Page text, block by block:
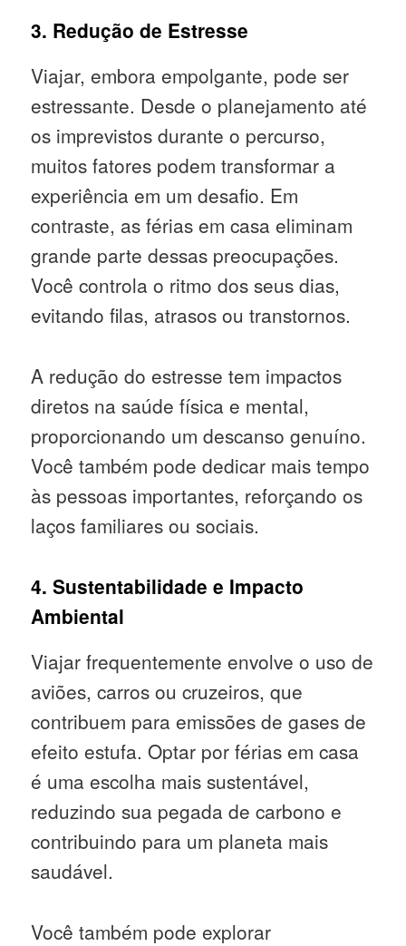
3. Redução de Estresse
Viajar, embora empolgante, pode ser
estressante. Desde o planejamento até
os imprevistos durante o percurso,
muitos fatores podem transformar a
experiência em um desafio. Em
contraste, as férias em casa eliminam
grande parte dessas preocupações.
Você controla o ritmo dos seus dias,
evitando filas, atrasos ou transtornos.
A redução do estresse tem impactos
diretos na saúde física e mental,
proporcionando um descanso genuíno.
Você também pode dedicar mais tempo
às pessoas importantes, reforçando os
laços familiares ou sociais.
4. Sustentabilidade e Impacto
Ambiental
Viajar frequentemente envolve o uso de
aviões, carros ou cruzeiros, que
contribuem para emissões de gases de
efeito estufa. Optar por férias em casa
é uma escolha mais sustentável,
reduzindo sua pegada de carbono e
contribuindo para um planeta mais
saudável.
Você também pode explorar